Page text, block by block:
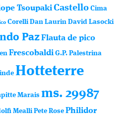
TsoupakiCastello Cima
Corelli Dan Laurin David Lasocki
PazFlauta de pico
Frescobaldi G.P. Palestrina
Hotteterre
Marais ms. 29987
Mealli Pete Rose Philidor